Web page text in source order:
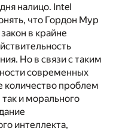
налицо. Intel
что Гордон Мур
в крайне
Но в связи с таким
современных
количество проблем
и морального
интеллекта,